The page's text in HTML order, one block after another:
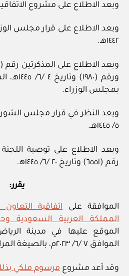
وبعد الاطلاع على مشروع
١٤٤٢هـ.
ورقم
بمجلس الوزراء.
٥/ ١٤٤٥هـ.
وبعد الاطلاع على توصية
رقم (٦٥٥١) وتاريخ ٢٠ /٦/ ١٤٤٥هـ.
يقرر:
الموافقة على اتفاقية
المملكة العربية السعودية
الموافق ٧ /٦/ ٢٠٢٣م، بالصيغة المرافقة.
وقد أعد مشروع مرسوم ملكي